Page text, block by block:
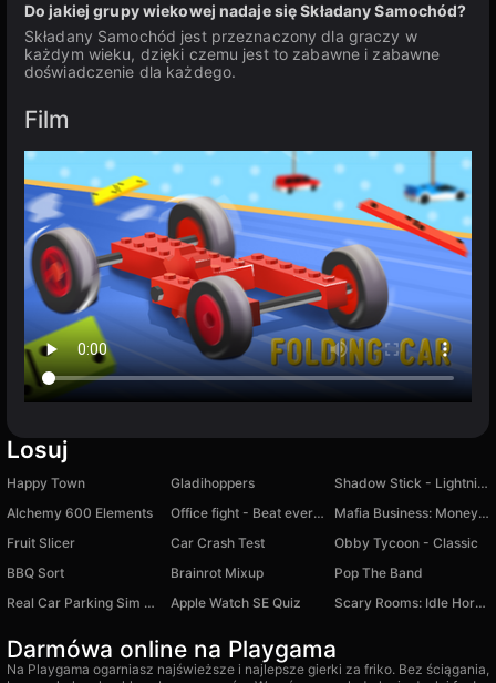
Do jakiej grupy wiekowej nadaje się Składany Samochód?
Składany Samochód jest przeznaczony dla graczy w
każdym wieku, dzięki czemu jest to zabawne i zabawne
doświadczenie dla każdego.
Film
Losuj
Happy Town Gladihoppers
Shadow Stick - Lightning Ninja
Alchemy 600 Elements
Office fight - Beat everyone with a bat!
Mafia Business: Money Empire 3D
Fruit Slicer
Car Crash Test
Obby Tycoon - Classic
BBQ Sort
Brainrot Mixup
Pop The Band
Real Car Parking Sim 3D
Apple Watch SE Quiz Scary Rooms: Idle Horror
Darmówa online na Playgama
Na Playgama ogarniasz najświeższe i najlepsze gierki za friko. Bez ściągania,